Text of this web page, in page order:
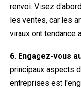
renvoi. Visez
les ventes, car les
viraux ont tendance
6. Engagez-vous
principaux aspects
entreprises est